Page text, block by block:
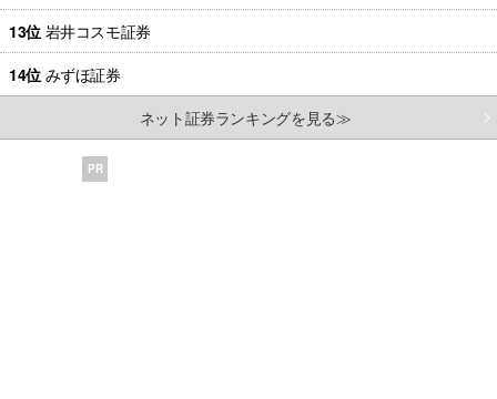
13位 岩井コスモ証券
14位 みずほ証券
ネット証券ランキングを見る≫
PR